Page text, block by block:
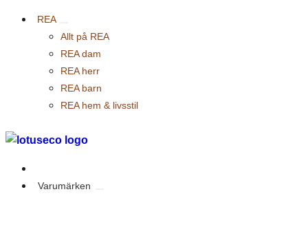
REA
Allt på REA
REA dam
REA herr
REA barn
REA hem & livsstil
Varumärken